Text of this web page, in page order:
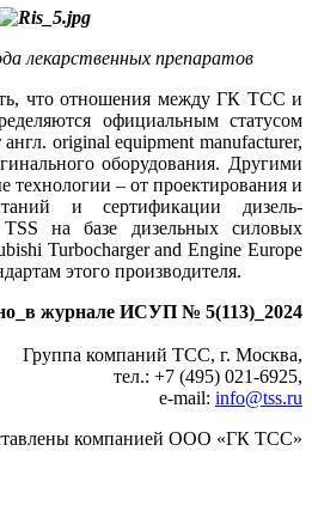
лекарственных препаратов
что отношения между ГК ТСС и
официальным статусом
original equipment manufacturer,
оборудования. Другими
технологии – от проектирования и
и сертификации дизель-
на ба­зе дизельных силовых
Turbocharger and Engine Europe
этого производителя.
журнале ИСУП № 5(113)_2024
Группа компаний ТСС, г. Москва,
тел.: +7 (495) 021-6925,
e-mail: info@tss.ru
компанией ООО «ГК ТСС»